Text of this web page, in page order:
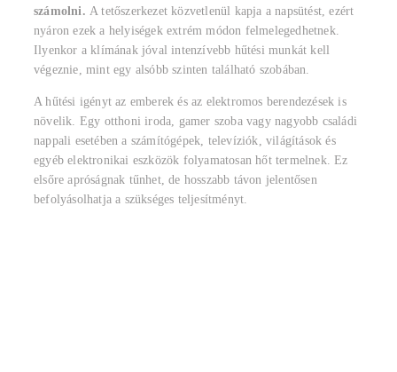
számolni.A tetőszerkezet közvetlenül kapja a napsütést, ezért
nyáron ezek a helyiségek extrém módon felmelegedhetnek.
Ilyenkor a klímának jóval intenzívebb hűtési munkát kell
végeznie, mint egy alsóbb szinten található szobában.
A hűtési igényt az emberek és az elektromos berendezések is
növelik. Egy otthoni iroda, gamer szoba vagy nagyobb családi
nappali esetében a számítógépek, televíziók, világítások és
egyéb elektronikai eszközök folyamatosan hőt termelnek. Ez
elsőre apróságnak tűnhet, de hosszabb távon jelentősen
befolyásolhatja a szükséges teljesítményt.